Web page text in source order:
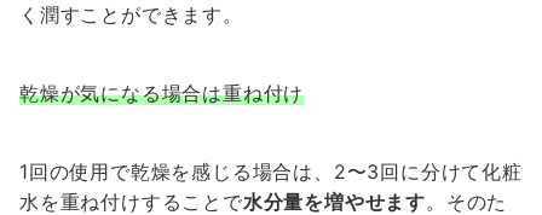
く潤すことができます。
乾燥が気になる場合は重ね付け
1回の使用で乾燥を感じる場合は、2〜3回に分けて化粧
水を重ね付けすることで水分量を増やせます。そのた